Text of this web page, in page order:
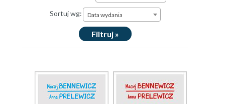
Sortuj wg: Data wydania
Filtruj »